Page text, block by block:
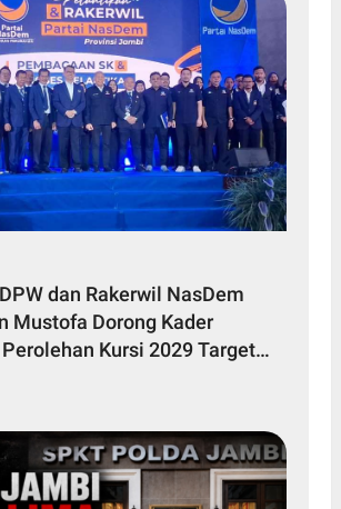
dan Rakerwil NasDem
Mustofa Dorong Kader
Kursi 2029 Target